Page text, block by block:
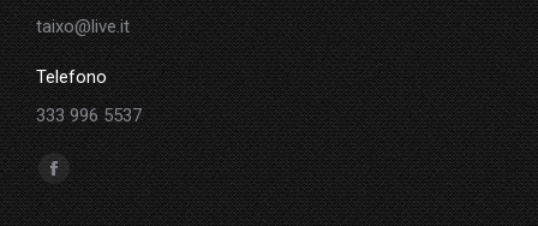
taixo@live.it
Telefono
333 996 5537
Ci puoi trovare su:
Facebook
page